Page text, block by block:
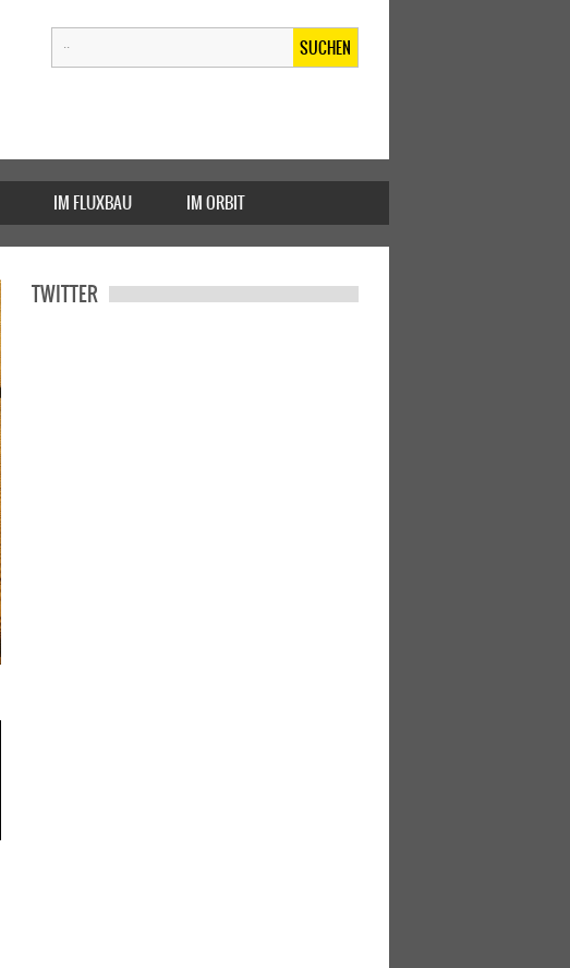
SUCHEN
IM FLUXBAU IM ORBIT
TWITTER